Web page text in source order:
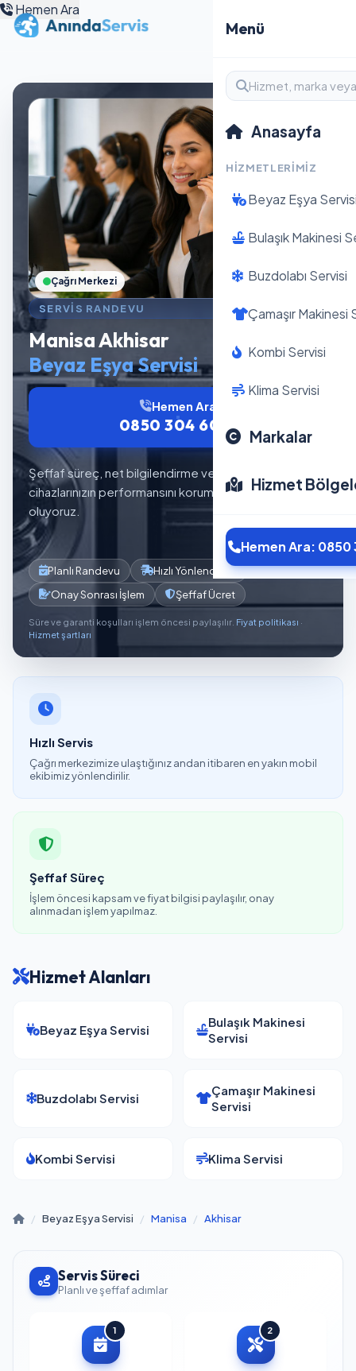
Menü
Anasayfa
HIZMETLERIMIZ
Beyaz Eşya
Bulaşık Makinesi
Buzdolabı Servisi
Çamaşır Makinesi
Kombi Servisi
Klima Servisi
Markalar
Hizmet
Hemen Ara: 0850
Hemen Ara
SERVIS RANDEVU
Manisa Akhisar
Beyaz Eşya Servisi
Şeffaf süreç, net bilgilendirme ve planlı servis akışıyla
cihazlarınızın performansını korumaya yardımcı
oluyoruz.
Hemen Ara
0850 304 6012
Planlı Randevu
Hızlı Yönlendirme
Onay Sonrası İşlem
Şeffaf Ücret
Süre ve garanti koşulları işlem öncesi paylaşılır. Fiyat politikası ·
Hizmet şartları
Çağrı Merkezi
Hızlı Servis
Çağrı merkezimize ulaştığınız andan itibaren en yakın mobil
ekibimiz yönlendirilir.
Şeffaf Süreç
İşlem öncesi kapsam ve fiyat bilgisi paylaşılır, onay
alınmadan işlem yapılmaz.
Hizmet Alanları
Beyaz Eşya Servisi
Bulaşık Makinesi
Servisi
Buzdolabı Servisi
Çamaşır Makinesi
Servisi
Kombi Servisi Klima Servisi
/ Beyaz Eşya Servisi / Manisa / Akhisar
Servis Süreci
Planlı ve şeffaf adımlar
1 2